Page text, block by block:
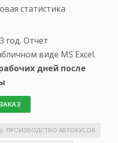
статистика
год. Отчет
виде MS Excel.
дней после
ПРОИЗВОДСТВО АВТОБУСОВ